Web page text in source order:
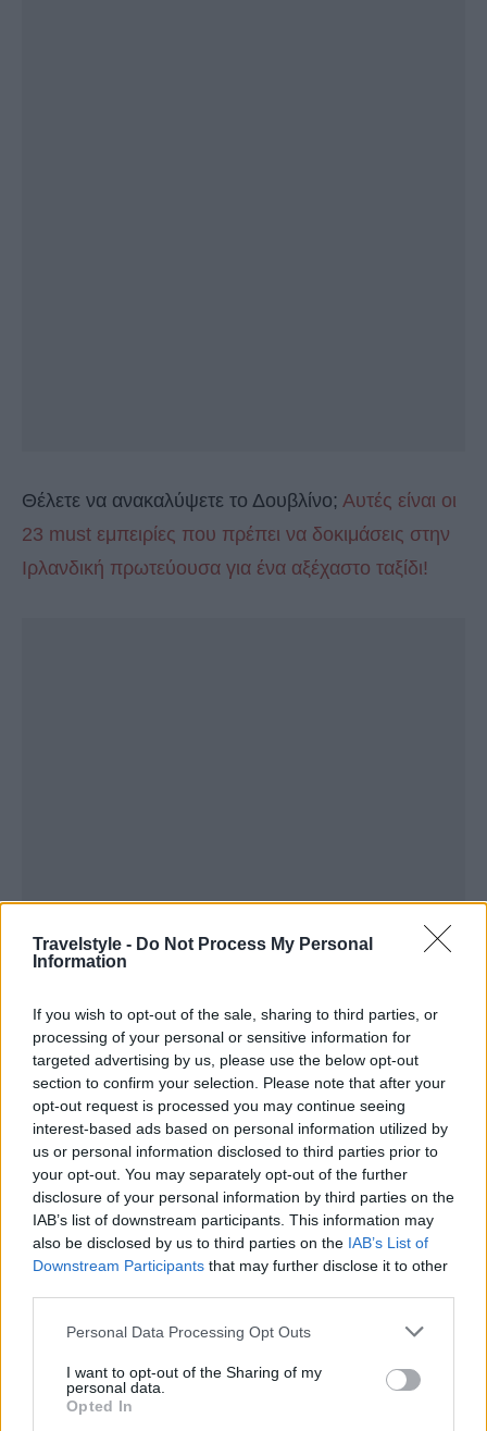
Travelstyle - Do Not Process My Personal
Information
If you wish to opt-out of the sale, sharing to third parties, or
processing of your personal or sensitive information for
targeted advertising by us, please use the below opt-out
section to confirm your selection. Please note that after your
opt-out request is processed you may continue seeing
interest-based ads based on personal information utilized by
us or personal information disclosed to third parties prior to
your opt-out. You may separately opt-out of the further
disclosure of your personal information by third parties on the
IAB’s list of downstream participants. This information may
also be disclosed by us to third parties on the IAB’s List of
Downstream Participants that may further disclose it to other
Please note that this website/app uses one or more Google
not limited to your visit or usage behaviour. You may click to
grant or deny consent to Google and its third-party tags to
use your data for below specified purposes in below Google
Personal Data Processing Opt Outs
I want to opt-out of the Sharing of my
personal data.
Opted In
Θέλετε να ανακαλύψετε το Δουβλίνο; Αυτές είναι οι
23 must εμπειρίες που πρέπει να δοκιμάσεις στην
Ιρλανδική πρωτεύουσα για ένα αξέχαστο ταξίδι!
Dark Hedges